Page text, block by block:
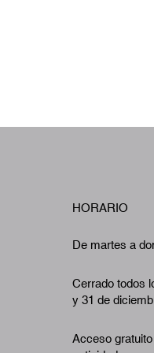
HORARIO
De martes a
Cerrado todos
y 31 de
Acceso